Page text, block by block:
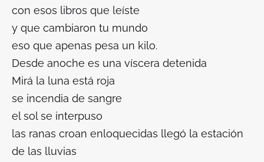
con esos libros que leíste
y que cambiaron tu mundo
eso que apenas pesa un kilo.
Desde anoche es una víscera detenida
Mirá la luna está roja
se incendia de sangre
el sol se interpuso
las ranas croan enloquecidas llegó la estación
de las lluvias